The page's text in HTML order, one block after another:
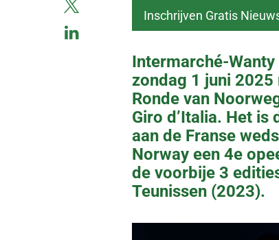
Intermarché-
zondag 1 juni 2025
Ronde van
Giro d’Italia. Het is
aan de Franse
Norway een 4e
de voorbije 3
Teunissen (2023).